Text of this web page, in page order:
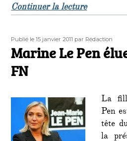
Continuer la lecturede «
Publié
le
Publié le 15 janvier 2011 Auteur
par Rédaction
Marine Le Pen
FN
La
Pen
tête
la